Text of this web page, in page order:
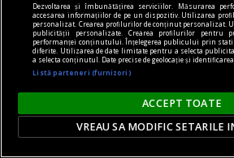
sandale
Cum să îți alegi sandalele
această vară? 7 recomandări
Dezvoltarea și îmbunătățirea serviciilor. Măsurarea
accesarea informațiilor de pe un dispozitiv. Utilizarea
personalizat. Crearea profilurilor de conținut personalizat.
publicității personalizate. Crearea profilurilor pentru
performanței conținutului. Înțelegerea publicului prin
diferite. Utilizarea de date limitate pentru a selecta
a selecta conținutul. Date precise de geolocație și
Listă parteneri (furnizori)
ACCEPT TOATE
VREAU SA MODIFIC SETARILE